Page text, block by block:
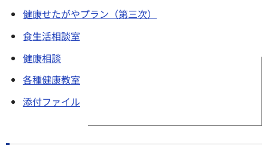
健康せたがやプラン（第三次）
食生活相談室
健康相談
各種健康教室
添付ファイル